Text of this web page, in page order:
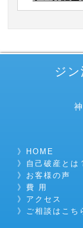
ジ
HOME
自己破産とは
お客様の声
費 用
アクセス
ご相談はこち